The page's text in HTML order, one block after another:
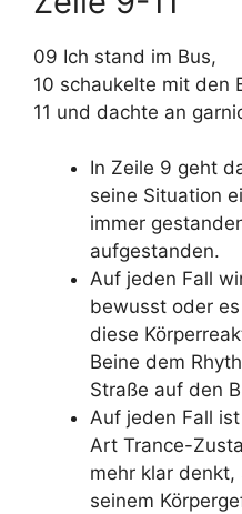
09 Ich stand im Bus,
10 schaukelte mit den
11 und dachte an
In Zeile 9 geht
seine Situation
immer
aufgestanden.
Auf jeden Fall
bewusst oder
diese
Beine dem
Straße auf den
Auf jeden Fall
Art Trance-
mehr klar
seinem